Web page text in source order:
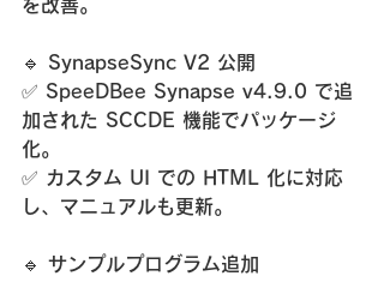
を改善。
🔹 SynapseSync V2 公開
✅ SpeeDBee Synapse v4.9.0 で追
加された SCCDE 機能でパッケージ
化。
✅ カスタム UI での HTML 化に対応
し、マニュアルも更新。
🔹 サンプルプログラム追加